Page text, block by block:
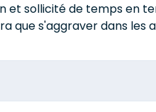
et sollicité de temps en
que s'aggraver dans les